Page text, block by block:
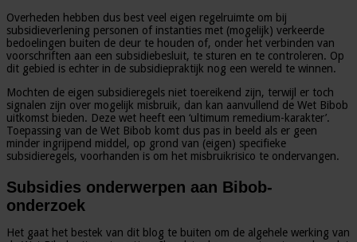
Overheden hebben dus best veel eigen regelruimte om bij
subsidieverlening personen of instanties met (mogelijk) verkeerde
bedoelingen buiten de deur te houden of, onder het verbinden van
voorschriften aan een subsidiebesluit, te sturen en te controleren. Op
dit gebied is echter in de subsidiepraktijk nog een wereld te winnen.
Mochten de eigen subsidieregels niet toereikend zijn, terwijl er toch
signalen zijn over mogelijk misbruik, dan kan aanvullend de Wet Bibob
uitkomst bieden. Deze wet heeft een ‘ultimum remedium-karakter’.
Toepassing van de Wet Bibob komt dus pas in beeld als er geen
minder ingrijpend middel, op grond van (eigen) specifieke
subsidieregels, voorhanden is om het misbruikrisico te ondervangen.
Subsidies onderwerpen aan Bibob-
onderzoek
Het gaat het bestek van dit blog te buiten om de algehele werking van